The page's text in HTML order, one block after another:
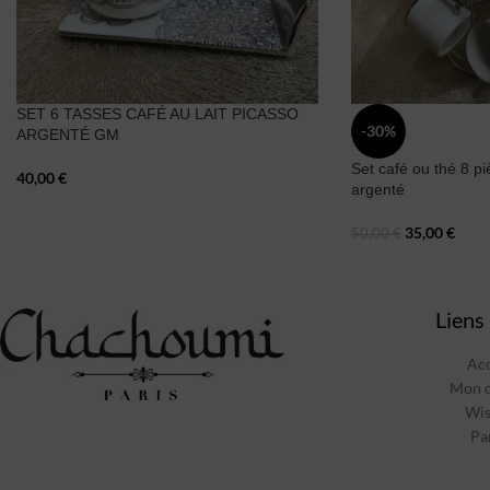
SET 6 TASSES CAFÉ AU LAIT PICASSO
ARGENTÉ GM
40,00€
-30%
Set café ou thé 8
argenté
35,00€
Mon